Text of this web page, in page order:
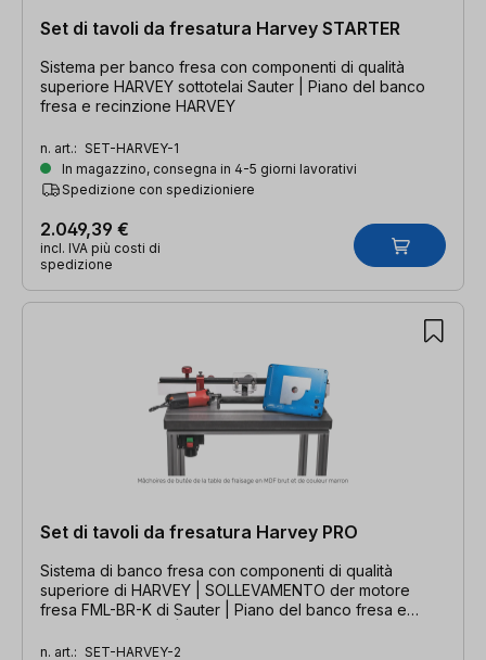
Set di tavoli da fresatura Harvey STARTER
Sistema per banco fresa con componenti di qualità
superiore HARVEY sottotelai Sauter | Piano del banco
fresa e recinzione HARVEY
n. art.: SET-HARVEY-1
In magazzino, consegna in 4-5 giorni lavorativi
Spedizione con spedizioniere
2.049,39 €
incl. IVA più costi di
spedizione
Set di tavoli da fresatura Harvey PRO
Sistema di banco fresa con componenti di qualità
superiore di HARVEY | SOLLEVAMENTO der motore
fresa FML-BR-K di Sauter | Piano del banco fresa e
n. art.: SET-HARVEY-2